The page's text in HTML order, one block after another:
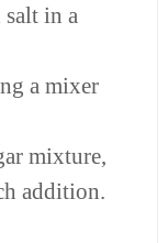
in a
a mixer
mixture,
addition.